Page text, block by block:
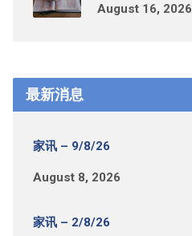
August 16, 2026
最新消息
家讯 – 9/8/26
August 8, 2026
家讯 – 2/8/26